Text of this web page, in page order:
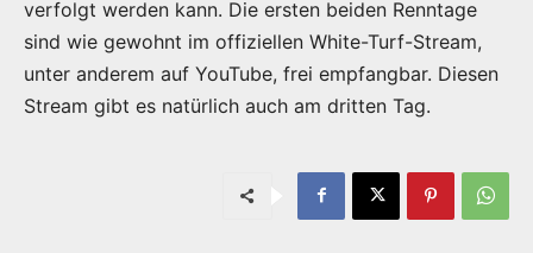
verfolgt werden kann. Die ersten beiden Renntage
sind wie gewohnt im offiziellen White-Turf-Stream,
unter anderem auf YouTube, frei empfangbar. Diesen
Stream gibt es natürlich auch am dritten Tag.